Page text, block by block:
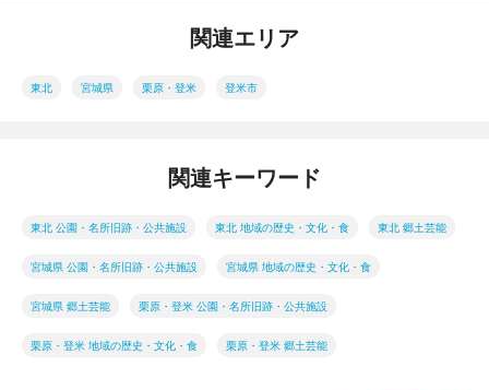
関連エリア
東北 宮城県 栗原・登米 登米市
関連キーワード
東北 公園・名所旧跡・公共施設 東北 地域の歴史・文化・食 東北 郷土芸能
宮城県 公園・名所旧跡・公共施設 宮城県 地域の歴史・文化・食
宮城県 郷土芸能 栗原・登米 公園・名所旧跡・公共施設
栗原・登米 地域の歴史・文化・食 栗原・登米 郷土芸能